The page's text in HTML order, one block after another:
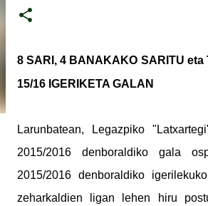
8 SARI, 4 BANAKAKO SARITU eta
15/16 IGERIKETA GALAN
Larunbatean, Legazpiko
2015/2016 denboraldiko gala
2015/2016 denboraldiko
zeharkaldien ligan lehen hiru